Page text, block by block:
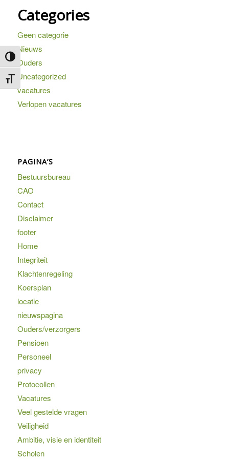
Keuze voor hoog contrast
Kies grootte van het lettertype
Categories
Geen categorie
Nieuws
Ouders
Uncategorized
vacatures
Verlopen vacatures
PAGINA’S
Bestuursbureau
CAO
Contact
Disclaimer
footer
Home
Integriteit
Klachtenregeling
Koersplan
locatie
nieuwspagina
Ouders/verzorgers
Pensioen
Personeel
privacy
Protocollen
Vacatures
Veel gestelde vragen
Veiligheid
Ambitie, visie en identiteit
Scholen